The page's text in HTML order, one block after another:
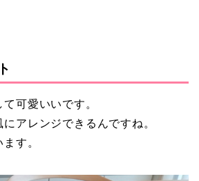
可愛いいです。
アレンジできるんですね。
す。